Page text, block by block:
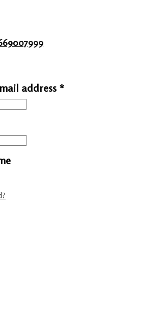
address *